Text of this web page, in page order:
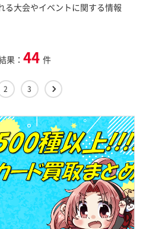
る大会やイベントに関する情報
果： 44 件
2 3